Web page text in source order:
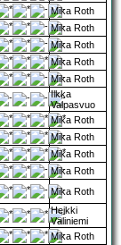
Mika Roth
Mika Roth
Mika Roth
Mika Roth
Mika Roth
Ilkka
Valpasvuo
Mika Roth
Mika Roth
Mika Roth
Mika Roth
Mika Roth
Heikki
Väliniemi
Mika Roth